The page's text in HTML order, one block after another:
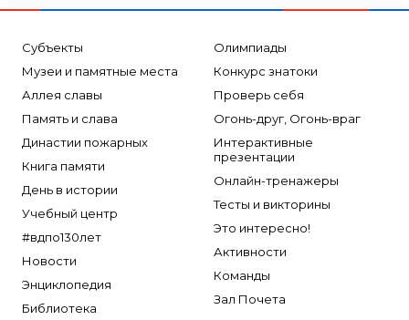
Субъекты
Музеи и памятные места
Аллея славы
Память и слава
Династии пожарных
Книга памяти
День в истории
Учебный центр
#вдпо130лет
Новости
Энциклопедия
Библиотека
Олимпиады
Конкурс знатоки
Проверь себя
Огонь-друг, Огонь-враг
Интерактивные
презентации
Онлайн-тренажеры
Тесты и викторины
Это интересно!
Активности
Команды
Зал Почета